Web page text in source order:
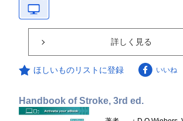
詳しく見る
ほしいものリストに登録 いいね
Handbook of Stroke, 3rd ed.